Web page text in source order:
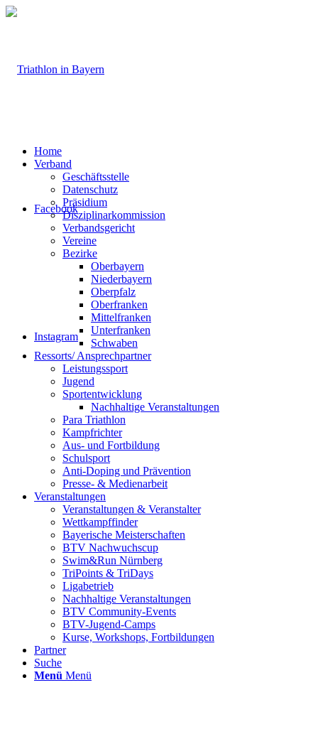
Facebook
Instagram
Home
Verband
Geschäftsstelle
Datenschutz
Präsidium
Disziplinarkommission
Verbandsgericht
Vereine
Bezirke
Oberbayern
Niederbayern
Oberpfalz
Oberfranken
Mittelfranken
Unterfranken
Schwaben
Ressorts/ Ansprechpartner
Leistungssport
Jugend
Sportentwicklung
Nachhaltige Veranstaltungen
Para Triathlon
Kampfrichter
Aus- und Fortbildung
Schulsport
Anti-Doping und Prävention
Presse- & Medienarbeit
Veranstaltungen
Veranstaltungen & Veranstalter
Wettkampffinder
Bayerische Meisterschaften
BTV Nachwuchscup
Swim&Run Nürnberg
TriPoints & TriDays
Ligabetrieb
Nachhaltige Veranstaltungen
BTV Community-Events
BTV-Jugend-Camps
Kurse, Workshops, Fortbildungen
Partner
Suche
Menü Menü